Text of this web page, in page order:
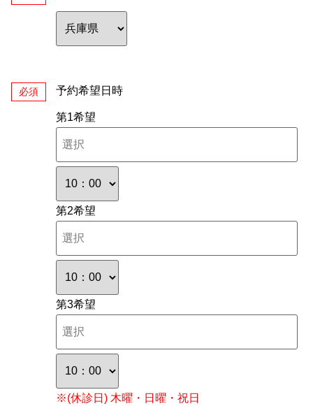
必須 予約希望日時
第1希望
第2希望
第3希望
※(休診日) 木曜・日曜・祝日